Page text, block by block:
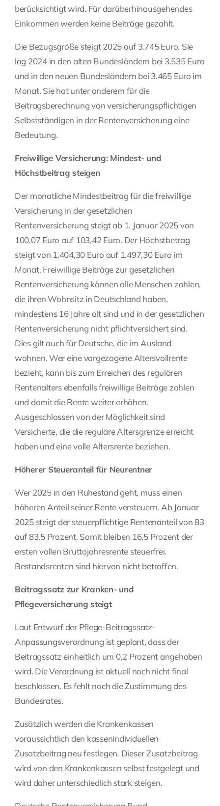
berücksichtigt wird. Für darüberhinausgehendes
Einkommen werden keine Beiträge gezahlt.
Die Bezugsgröße steigt 2025 auf 3.745 Euro. Sie
lag 2024 in den alten Bundesländern bei 3.535 Euro
und in den neuen Bundesländern bei 3.465 Euro im
Monat. Sie hat unter anderem für die
Beitragsberechnung von versicherungspflichtigen
Selbstständigen in der Rentenversicherung eine
Bedeutung.
Freiwillige Versicherung: Mindest- und
Höchstbeitrag steigen
Der monatliche Mindestbeitrag für die freiwillige
Versicherung in der gesetzlichen
Rentenversicherung steigt ab 1. Januar 2025 von
100,07 Euro auf 103,42 Euro. Der Höchstbetrag
steigt von 1.404,30 Euro auf 1.497,30 Euro im
Monat. Freiwillige Beiträge zur gesetzlichen
Rentenversicherung können alle Menschen zahlen,
die ihren Wohnsitz in Deutschland haben,
mindestens 16 Jahre alt sind und in der gesetzlichen
Rentenversicherung nicht pflichtversichert sind.
Dies gilt auch für Deutsche, die im Ausland
wohnen. Wer eine vorgezogene Altersvollrente
bezieht, kann bis zum Erreichen des regulären
Rentenalters ebenfalls freiwillige Beiträge zahlen
und damit die Rente weiter erhöhen.
Ausgeschlossen von der Möglichkeit sind
Versicherte, die die reguläre Altersgrenze erreicht
haben und eine volle Altersrente beziehen.
Höherer Steueranteil für Neurentner
Wer 2025 in den Ruhestand geht, muss einen
höheren Anteil seiner Rente versteuern. Ab Januar
2025 steigt der steuerpflichtige Rentenanteil von 83
auf 83,5 Prozent. Somit bleiben 16,5 Prozent der
ersten vollen Bruttojahresrente steuerfrei.
Bestandsrenten sind hiervon nicht betroffen.
Beitragssatz zur Kranken- und
Pflegeversicherung steigt
Laut Entwurf der Pflege-Beitragssatz-
Anpassungsverordnung ist geplant, dass der
Beitragssatz einheitlich um 0,2 Prozent angehoben
wird. Die Verordnung ist aktuell noch nicht final
beschlossen. Es fehlt noch die Zustimmung des
Bundesrates.
Zusätzlich werden die Krankenkassen
voraussichtlich den kassenindividuellen
Zusatzbeitrag neu festlegen. Dieser Zusatzbeitrag
wird von den Krankenkassen selbst festgelegt und
wird daher unterschiedlich stark steigen.